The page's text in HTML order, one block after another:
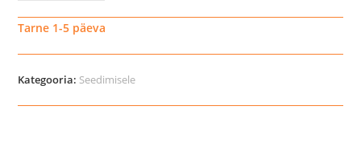
kapslid,
kogus
Tarne 1-5 päeva
Kategooria: Seedimisele